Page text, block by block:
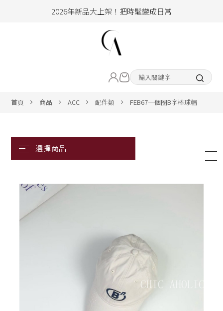
加入會員即享100元購物金
2026年新品大上架！把時髦變成日常
加入會員即享100元購物金
CLOTHING
BOTTOM
首頁 商品 ACC 配件類 FEB67一個圈B字棒球帽